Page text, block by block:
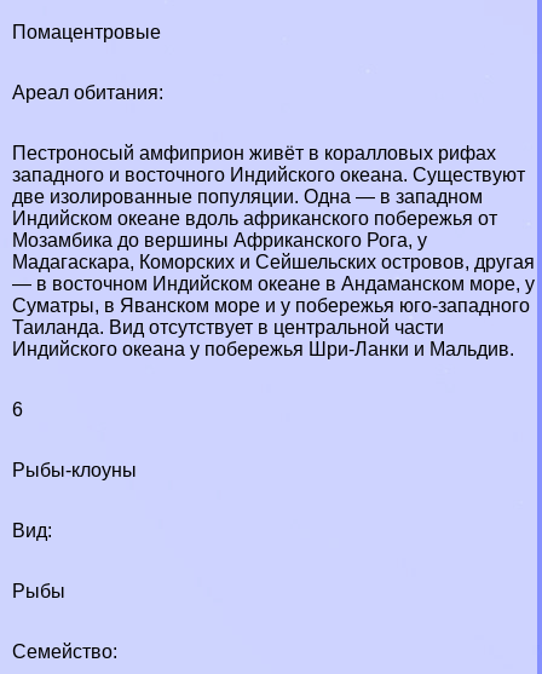
Помацентровые
Ареал обитания:
Пестроносый амфиприон живёт в коралловых рифах
западного и восточного Индийского океана. Существуют
две изолированные популяции. Одна — в западном
Индийском океане вдоль африканского побережья от
Мозамбика до вершины Африканского Рога, у
Мадагаскара, Коморских и Сейшельских островов, другая
— в восточном Индийском океане в Андаманском море, у
Суматры, в Яванском море и у побережья юго-западного
Таиланда. Вид отсутствует в центральной части
Индийского океана у побережья Шри-Ланки и Мальдив.
6
Рыбы-клоуны
Вид:
Рыбы
Семейство: